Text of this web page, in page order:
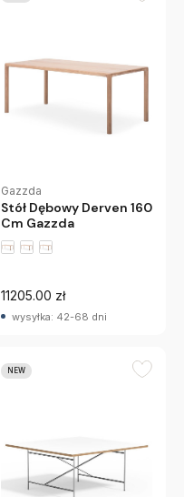
Gazzda
Stół Dębowy Derven 160
Cm Gazzda
11205.00 zł
wysyłka: 42-68 dni
NEW